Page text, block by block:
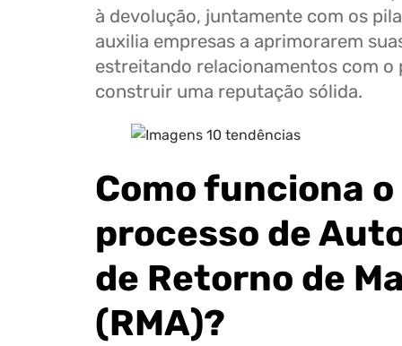
à devolução, juntamente com os
auxilia empresas a aprimorarem
estreitando relacionamentos com o
construir uma reputação sólida.
Como funciona o
processo de
de Retorno de
(RMA)?